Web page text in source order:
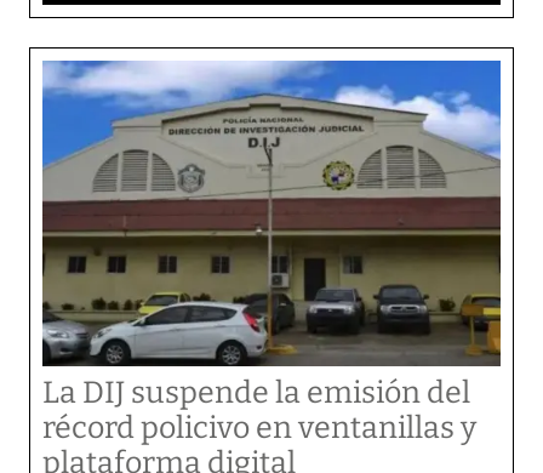
La DIJ suspende la emisión del
récord policivo en ventanillas y
plataforma digital